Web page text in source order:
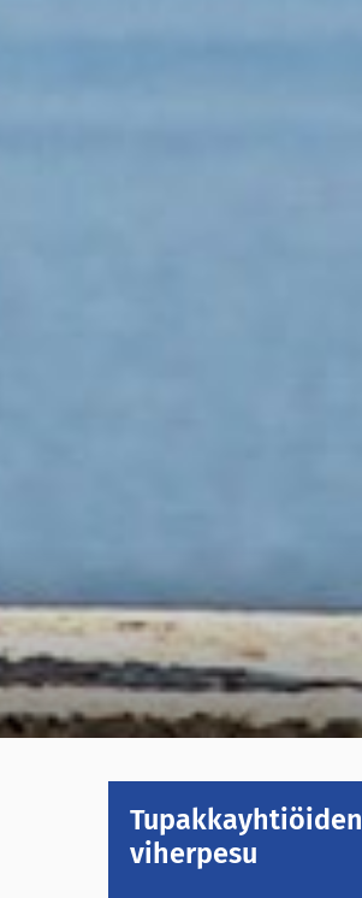
Tupakkayhtiöiden
viherpesu